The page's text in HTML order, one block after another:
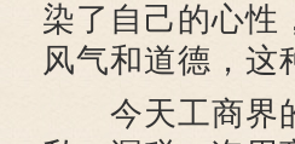
染了自己的心性
风气和道德，这
今天工商界的